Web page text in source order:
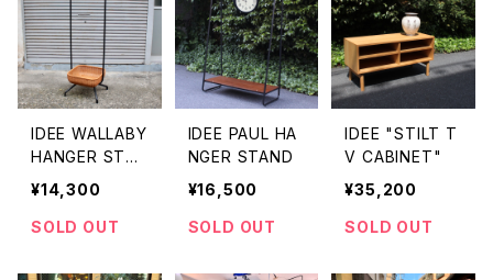
IDEE WALLABY
HANGER STAN
D
¥14,300
SOLD OUT
IDEE PAUL HA
NGER STAND
¥16,500
SOLD OUT
IDEE "STILT T
V CABINET"
¥35,200
SOLD OUT